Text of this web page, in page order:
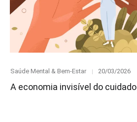
Category
Saúde Mental & Bem-Estar
Posted
20/03/2026
A economia invisível do cuidado